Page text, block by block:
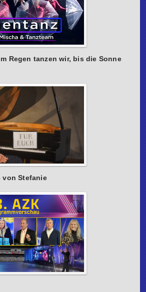
Regen tanzen wir, bis die Sonne
von Stefanie